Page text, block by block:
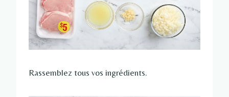
Rassemblez tous vos ingrédients.